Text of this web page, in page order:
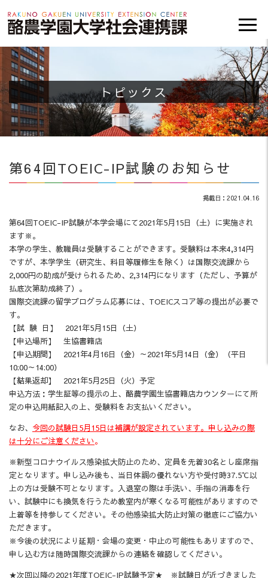
トピックス
第64回TOEIC-IP試験のお知らせ
掲載日：2021.04.16
第64回TOEIC-IP試験が本学会場にて2021年5月15日（土）に実施され
ます※。
本学の学生、教職員は受験することができます。受験料は本来4,314円
ですが、本学学生（研究生、科目等履修生を除く）は国際交流課から
2,000円の助成が受けられるため、2,314円になります（ただし、予算が
払底次第助成終了）。
国際交流課の留学プログラム応募には、TOEICスコア等の提出が必要で
す。
【試 験 日】 2021年5月15日（土）
【申込場所】 生協書籍店
【申込期間】 2021年4月16日（金）～2021年5月14日（金）（平日
10:00～14:00）
【結果返却】 2021年5月25日（火）予定
申込方法：学生証等の提示の上、酪農学園生協書籍店カウンターにて所
定の申込用紙記入の上、受験料をお支払いください。
なお、 今回の試験日5月15日は補講が設定されています。申し込みの際
は十分にご注意ください。
※新型コロナウイルス感染拡大防止のため、定員を先着30名とし座席指
定となります。申し込み後も、当日体調の優れない方や受付時37.5℃以
上の方は受験不可となります。入退室の際は手洗い、手指の消毒を行
い、試験中にも換気を行うため教室内が寒くなる可能性がありますので
上着等を持参してください。その他感染拡大防止対策の徹底にご協力い
ただきます。
※今後の状況により延期・会場の変更・中止の可能性もありますので、
申し込む方は随時国際交流課からの連絡を確認してください。
★次回以降の2021年度TOEIC-IP試験予定★ ※試験日が近づきました